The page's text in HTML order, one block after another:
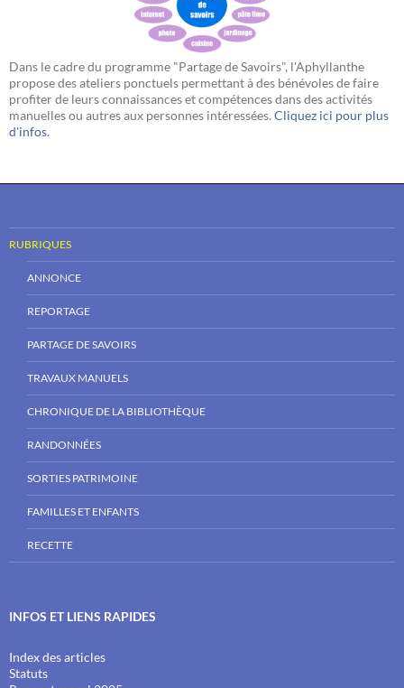
Dans le cadre du programme "Partage de Savoirs", l'Aphyllanthe
propose des ateliers ponctuels permettant à des bénévoles de faire
profiter de leurs connaissances et compétences dans des activités
manuelles ou autres aux personnes intéressées. Cliquez ici pour plus
d'infos.
RUBRIQUES
ANNONCE
REPORTAGE
PARTAGE DE SAVOIRS
TRAVAUX MANUELS
CHRONIQUE DE LA BIBLIOTHÈQUE
RANDONNÉES
SORTIES PATRIMOINE
FAMILLES ET ENFANTS
RECETTE
INFOS ET LIENS RAPIDES
Index des articles
Statuts